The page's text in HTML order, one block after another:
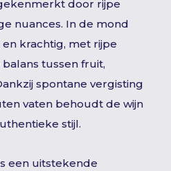
door rijpe
nuances. In de mond
krachtig, met rijpe
tussen fruit,
spontane vergisting
vaten behoudt de wijn
stijl.
een uitstekende